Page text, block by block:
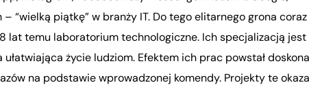
“wielką piątkę” w branży IT. Do tego elitarnego grona coraz
lat temu laboratorium technologiczne. Ich specjalizacją jest
życie ludziom. Efektem ich prac powstał
na podstawie wprowadzonej komendy. Projekty te